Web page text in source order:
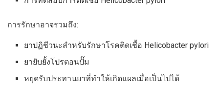
การรักษาอาจรวมถึง:
ยาปฏิชีวนะสำหรับรักษาโรคติดเชื้อ Helicobacter pylori
ยายับยั้งโปรตอนปั๊ม
หยุดรับประทานยาที่ทำให้เกิดแผลเมื่อเป็นไปได้